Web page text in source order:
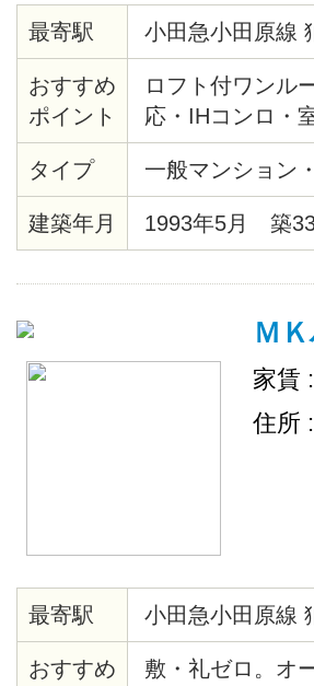
最寄駅 小田急小田原線
おすすめ
ポイント
ロフト付ワンル
応・IHコンロ・
タイプ 一般マンション
建築年月 1993年5月 築
Ｍ
家賃
住所
最寄駅 小田急小田原線
おすすめ
敷・礼ゼロ。オ